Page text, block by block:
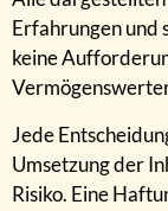
Erfahrungen und
keine
Jede
Umsetzung der
Risiko. Eine